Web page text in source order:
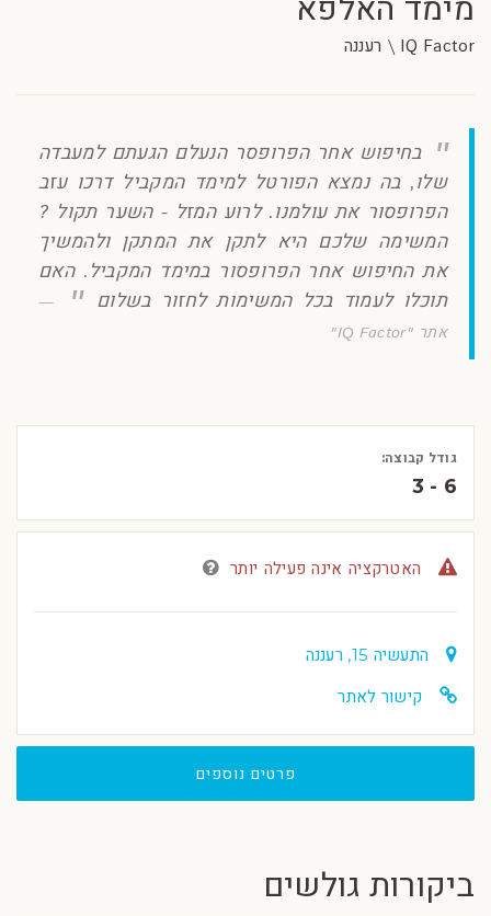
מימד האלפא
IQ Factor \ רעננה
בחיפוש אחר הפרופסר הנעלם הגעתם למעבדה
שלו, בה נמצא הפורטל למימד המקביל דרכו עזב
הפרופסור את עולמנו. לרוע המזל - השער תקול ?
המשימה שלכם היא לתקן את המתקן ולהמשיך
את החיפוש אחר הפרופסור במימד המקביל. האם
תוכלו לעמוד בכל המשימות לחזור בשלום
אתר "IQ Factor"
גודל קבוצה:
3 - 6
האטרקציה אינה פעילה יותר
התעשיה 15, רעננה
קישור לאתר
פרטים נוספים
ביקורות גולשים